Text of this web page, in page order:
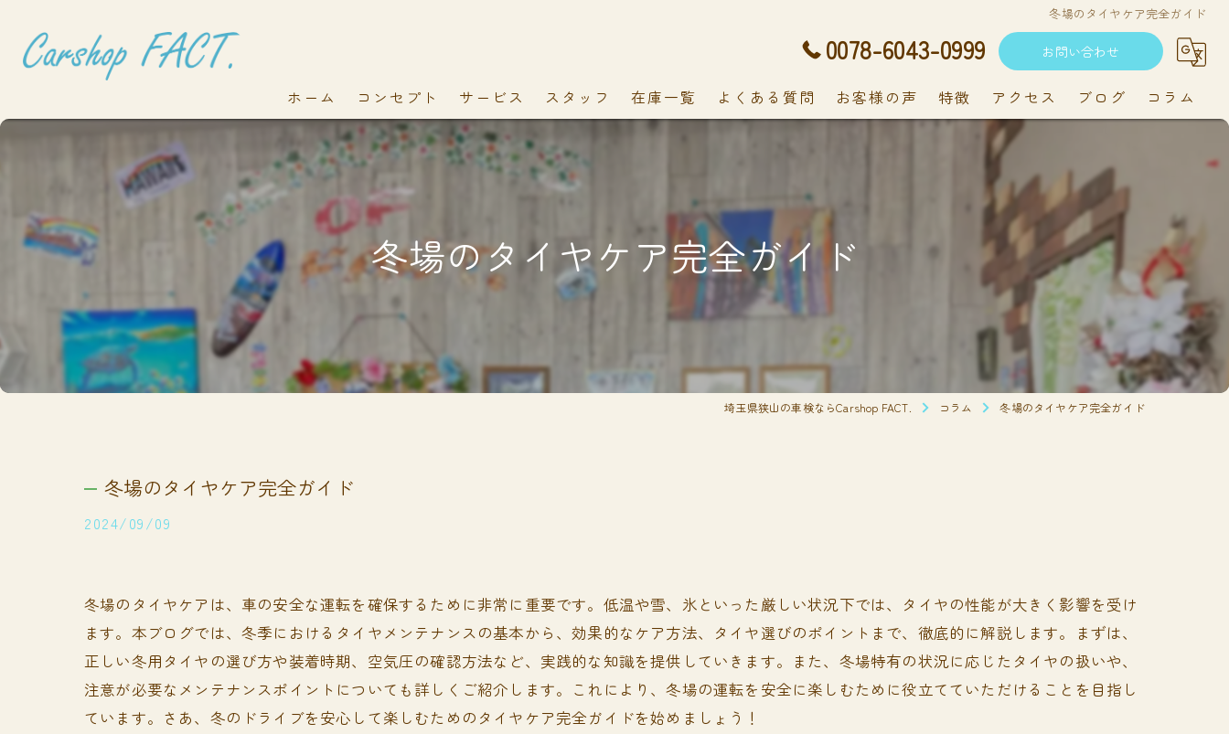
冬場のタイヤケア完全ガイド
0078-6043-0999 お問い合わせ
ホーム コンセプト サービス スタッフ 在庫一覧 よくある質問 お客様の声 特徴
軽自動車
持ち込み
メンテナンス
アクセス ブログ コラム
冬場のタイヤケア完全ガイド
埼玉県狭山の車検ならCarshop FACT. コラム 冬場のタイヤケア完全ガイド
冬場のタイヤケア完全ガイド
2024/09/09
冬場のタイヤケアは、車の安全な運転を確保するために非常に重要です。低温や雪、氷といった厳しい状況下では、タイヤの性能が大きく影響を受け
ます。本ブログでは、冬季におけるタイヤメンテナンスの基本から、効果的なケア方法、タイヤ選びのポイントまで、徹底的に解説します。まずは、
正しい冬用タイヤの選び方や装着時期、空気圧の確認方法など、実践的な知識を提供していきます。また、冬場特有の状況に応じたタイヤの扱いや、
注意が必要なメンテナンスポイントについても詳しくご紹介します。これにより、冬場の運転を安全に楽しむために役立てていただけることを目指し
ています。さあ、冬のドライブを安心して楽しむためのタイヤケア完全ガイドを始めましょう！